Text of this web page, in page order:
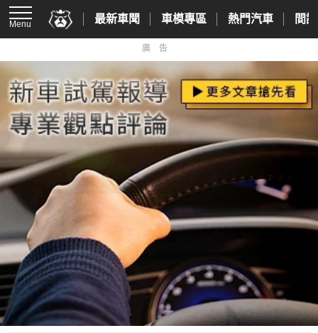
Menu 最新車聞 車模專區 熱門汽車 間
廣告